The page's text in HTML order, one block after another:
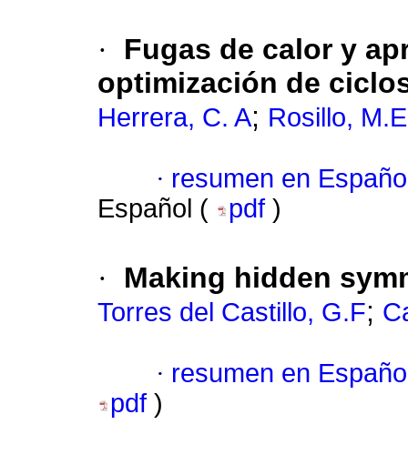
·
Fugas de calor y
optimización de
Herrera, C. A; Rosillo, M.E
· resumen en
Español (
pdf )
· Making hidden
Torres del Castillo, G.F;
· resumen en
pdf )